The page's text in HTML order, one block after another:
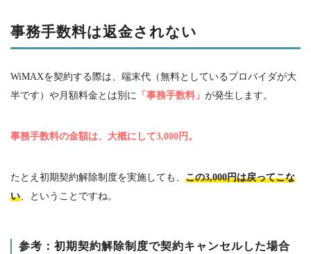
事務手数料は返金されない
WiMAXを契約する際は、端末代（無料としているプロバイダが大
半です）や月額料金とは別に
「事務手数料」 が発生します。
事務手数料の金額は、大概にして3,000円。
たとえ初期契約解除制度を実施しても、 この3,000円は戻ってこな
い 、ということですね。
参考：初期契約解除制度で契約キャンセルした場合